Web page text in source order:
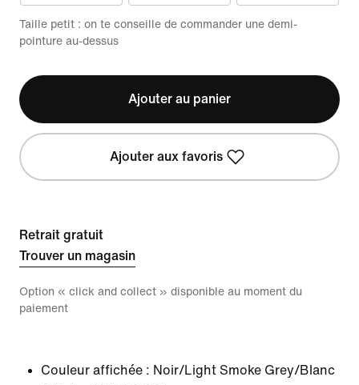
Taille petit : on te conseille de commander une demi-
pointure au-dessus
Ajouter au panier
Ajouter aux favoris
Retrait gratuit
Trouver un magasin
Option « click and collect » disponible au moment du
paiement
Couleur affichée : Noir/Light Smoke Grey/Blanc